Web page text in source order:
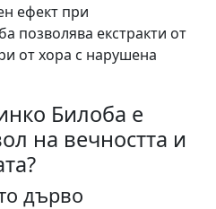
ефект при
позволява екстракти от
от хора с нарушена
Билоба е
на вечността и
дърво